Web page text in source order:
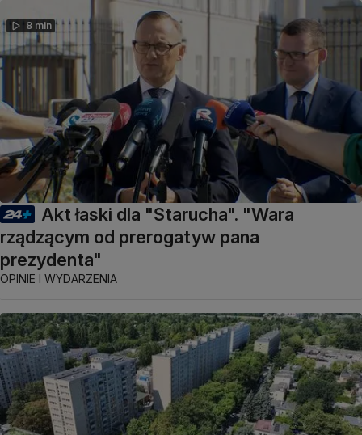
8 min
Akt łaski dla "Starucha". "Wara
rządzącym od prerogatyw pana
prezydenta"
OPINIE I WYDARZENIA